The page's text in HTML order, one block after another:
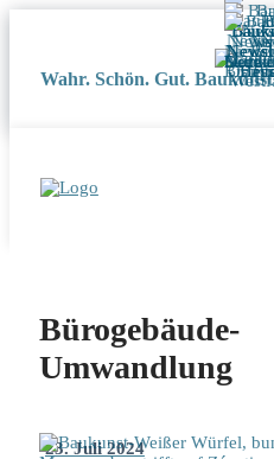
Wahr. Schön. Gut. Baukunst
Bürogebäude-
Umwandlung
23. Juli 2024